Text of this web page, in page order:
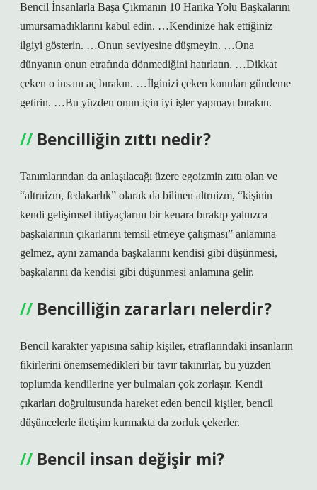
Bencil İnsanlarla Başa Çıkmanın 10 Harika Yolu Başkalarını
umursamadıklarını kabul edin. …Kendinize hak ettiğiniz
ilgiyi gösterin. …Onun seviyesine düşmeyin. …Ona
dünyanın onun etrafında dönmediğini hatırlatın. …Dikkat
çeken o insanı aç bırakın. …İlginizi çeken konuları gündeme
getirin. …Bu yüzden onun için iyi işler yapmayı bırakın.
Bencilliğin zıttı nedir?
Tanımlarından da anlaşılacağı üzere egoizmin zıttı olan ve
“altruizm, fedakarlık” olarak da bilinen altruizm, “kişinin
kendi gelişimsel ihtiyaçlarını bir kenara bırakıp yalnızca
başkalarının çıkarlarını temsil etmeye çalışması” anlamına
gelmez, aynı zamanda başkalarını kendisi gibi düşünmesi,
başkalarını da kendisi gibi düşünmesi anlamına gelir.
Bencilliğin zararları nelerdir?
Bencil karakter yapısına sahip kişiler, etraflarındaki insanların
fikirlerini önemsemedikleri bir tavır takınırlar, bu yüzden
toplumda kendilerine yer bulmaları çok zorlaşır. Kendi
çıkarları doğrultusunda hareket eden bencil kişiler, bencil
düşüncelerle iletişim kurmakta da zorluk çekerler.
Bencil insan değişir mi?